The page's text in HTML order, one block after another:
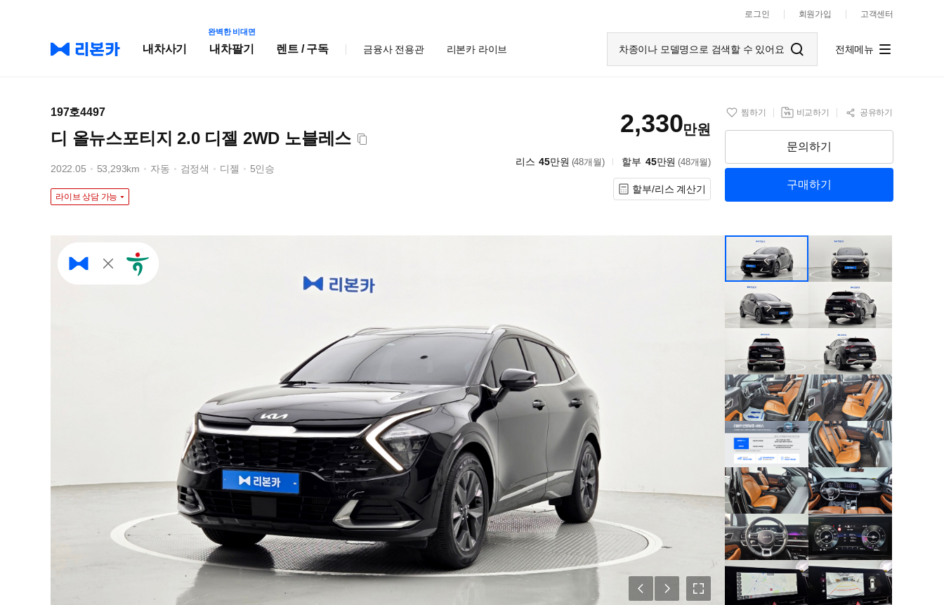
로그인 회원가입 고객센터
내차사기
완벽한 비대면
내차팔기 렌트 / 구독 금융사 전용관 리본카 라이브 차종이나 모델명으로 검색할 수 있어요 전체메뉴
197호4497
디 올뉴스포티지 2.0 디젤 2WD 노블레스
2,330만원
2022.05 53,293km 자동 검정색 디젤 5인승
라이브 상담 가능
리스 45만원 (48개월) 할부 45만원 (48개월)
할부/리스 계산기
찜하기 비교하기 공유하기
문의하기
구매하기